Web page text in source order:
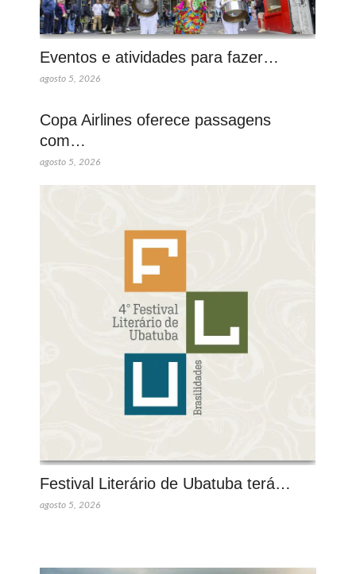
Eventos e atividades para fazer…
agosto 5, 2026
Copa Airlines oferece passagens
com…
agosto 5, 2026
Festival Literário de Ubatuba terá…
agosto 5, 2026